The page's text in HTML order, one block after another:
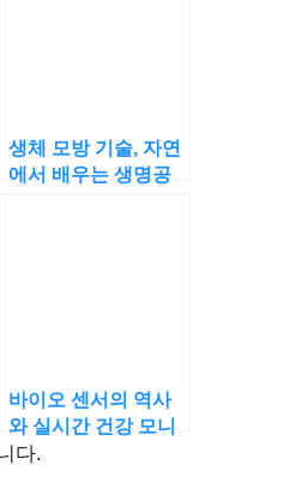
생체 모방 기술, 자연
에서 배우는 생명공
바이오 센서의 역사
와 실시간 건강 모니
터링
다.